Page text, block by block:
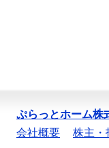
ぷらっとホーム株
会社概要
株主・